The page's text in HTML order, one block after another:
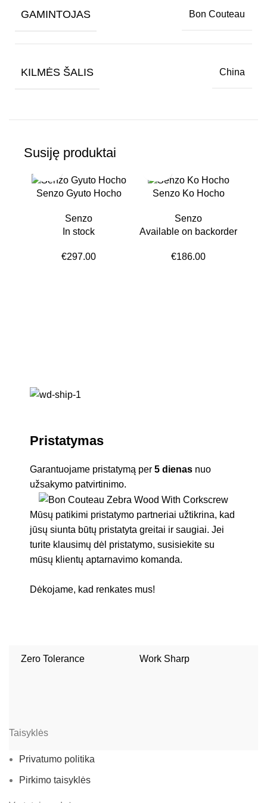
GAMINTOJAS Bon Couteau
KILMĖS ŠALIS China
Susiję produktai
Senzo Gyuto Hocho
Senzo
In stock
€297.00
Senzo Ko Hocho
Senzo
Available on backorder
€186.00
Pristatymas
Garantuojame pristatymą per 5 dienas nuo
užsakymo patvirtinimo.
Mūsų patikimi pristatymo partneriai užtikrina, kad
jūsų siunta būtų pristatyta greitai ir saugiai. Jei
turite klausimų dėl pristatymo, susisiekite su
mūsų klientų aptarnavimo komanda.
Dėkojame, kad renkates mus!
Zero Tolerance Work Sharp
Taisyklės
Privatumo politika
Pirkimo taisyklės